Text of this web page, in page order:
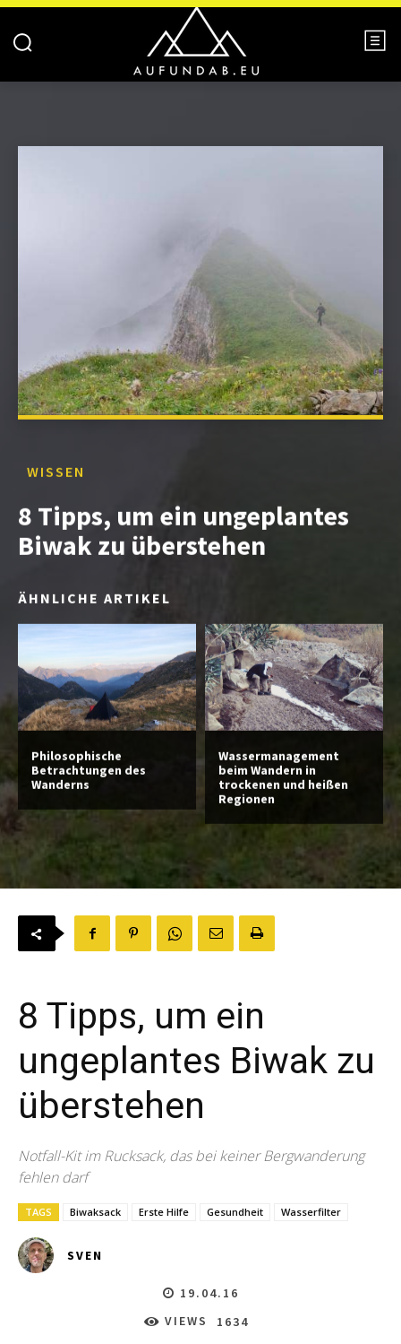
WISSEN
8 Tipps, um ein ungeplantes
Biwak zu überstehen
ÄHNLICHE ARTIKEL
Philosophische
Betrachtungen des
Wanderns
Wassermanagement
beim Wandern in
trockenen und heißen
Regionen
8 Tipps, um ein
ungeplantes Biwak zu
überstehen
Notfall-Kit im Rucksack, das bei keiner Bergwanderung
fehlen darf
TAGS Biwaksack Erste Hilfe Gesundheit Wasserfilter
SVEN
19.04.16
VIEWS
1634